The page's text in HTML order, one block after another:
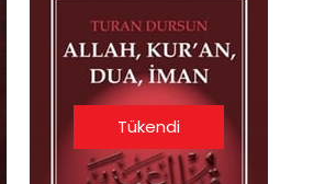
Tükendi